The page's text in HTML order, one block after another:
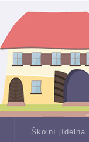
Školní jídelna